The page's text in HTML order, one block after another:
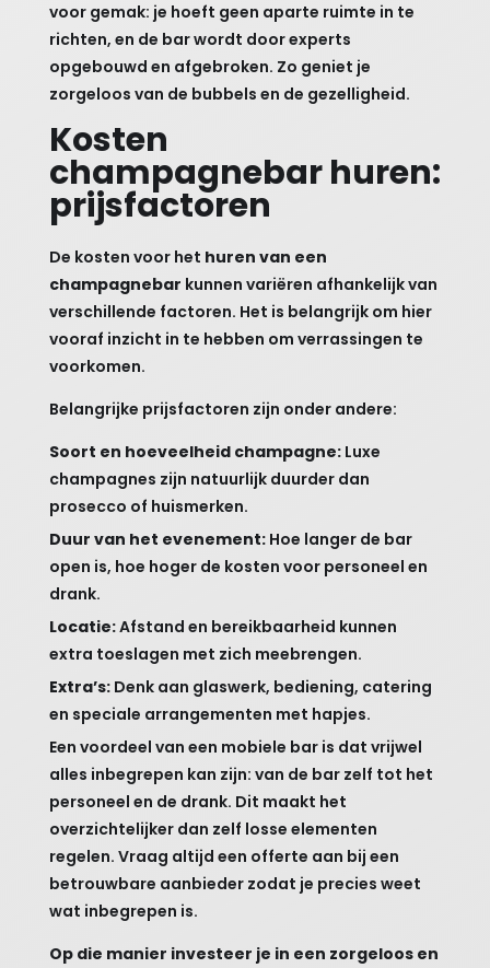
voor gemak: je hoeft geen aparte ruimte in te
richten, en de bar wordt door experts
opgebouwd en afgebroken. Zo geniet je
zorgeloos van de bubbels en de gezelligheid.
Kosten
champagnebar huren:
prijsfactoren
De kosten voor het huren van een
champagnebar kunnen variëren afhankelijk van
verschillende factoren. Het is belangrijk om hier
vooraf inzicht in te hebben om verrassingen te
voorkomen.
Belangrijke prijsfactoren zijn onder andere:
Soort en hoeveelheid champagne:Luxe
champagnes zijn natuurlijk duurder dan
prosecco of huismerken.
Duur van het evenement:Hoe langer de bar
open is, hoe hoger de kosten voor personeel en
drank.
Locatie:Afstand en bereikbaarheid kunnen
extra toeslagen met zich meebrengen.
Extra’s:Denk aan glaswerk, bediening, catering
en speciale arrangementen met hapjes.
Een voordeel van een mobiele bar is dat vrijwel
alles inbegrepen kan zijn: van de bar zelf tot het
personeel en de drank. Dit maakt het
overzichtelijker dan zelf losse elementen
regelen. Vraag altijd een offerte aan bij een
betrouwbare aanbieder zodat je precies weet
wat inbegrepen is.
Op die manier investeer je in een zorgeloos en